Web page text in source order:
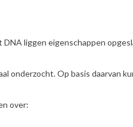
liggen eigenschappen
onderzocht. Op basis daarvan
over: